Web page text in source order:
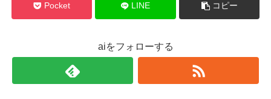
Pocket LINE コピー
aiをフォローする